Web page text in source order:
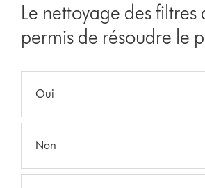
Le nettoyage des filtres
permis de résoudre le
Oui
Non